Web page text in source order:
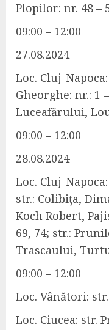
Plopilor: nr. 48 –
09:00 – 12:00
27.08.2024
Loc. Cluj-Napoca
Gheorghe: nr.: 1
Luceafărului,
09:00 – 12:00
28.08.2024
Loc. Cluj-Napoca
str.: Colibiţa,
Koch Robert,
69, 74; str.:
Trascaului,
09:00 – 12:00
Loc. Vânători:
Loc. Ciucea: str.